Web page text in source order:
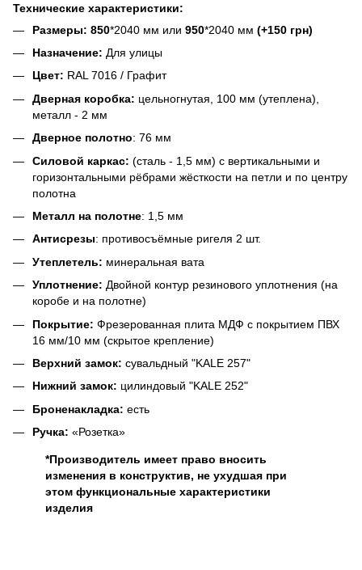
Технические характеристики:
Размеры: 850*2040 мм или 950*2040 мм (+150 грн)
Назначение: Для улицы
Цвет: RAL 7016 / Графит
Дверная коробка: цельногнутая, 100 мм (утеплена)
металл - 2 мм
Дверное полотно: 76 мм
Силовой каркас: (сталь - 1,5 мм) с вертикальными и
горизонтальными рёбрами жёсткости на петли и по центру
полотна
Металл на полотне: 1,5 мм
Антисрезы: противосъёмные ригеля 2 шт.
Утеплетель: минеральная вата
Уплотнение: Двойной контур резинового уплотнения (на
коробе и на полотне)
Покрытие: Фрезерованная плита МДФ с покрытием ПВХ
16 мм/10 мм (скрытое крепление)
Верхний замок: сувальдный "KALE 257"
Нижний замок: цилиндовый "KALE 252"
Броненакладка: есть
Ручка: «Розетка»
*Производитель имеет право вносить
изменения в конструктив, не ухудшая при
этом функциональные характеристики
изделия